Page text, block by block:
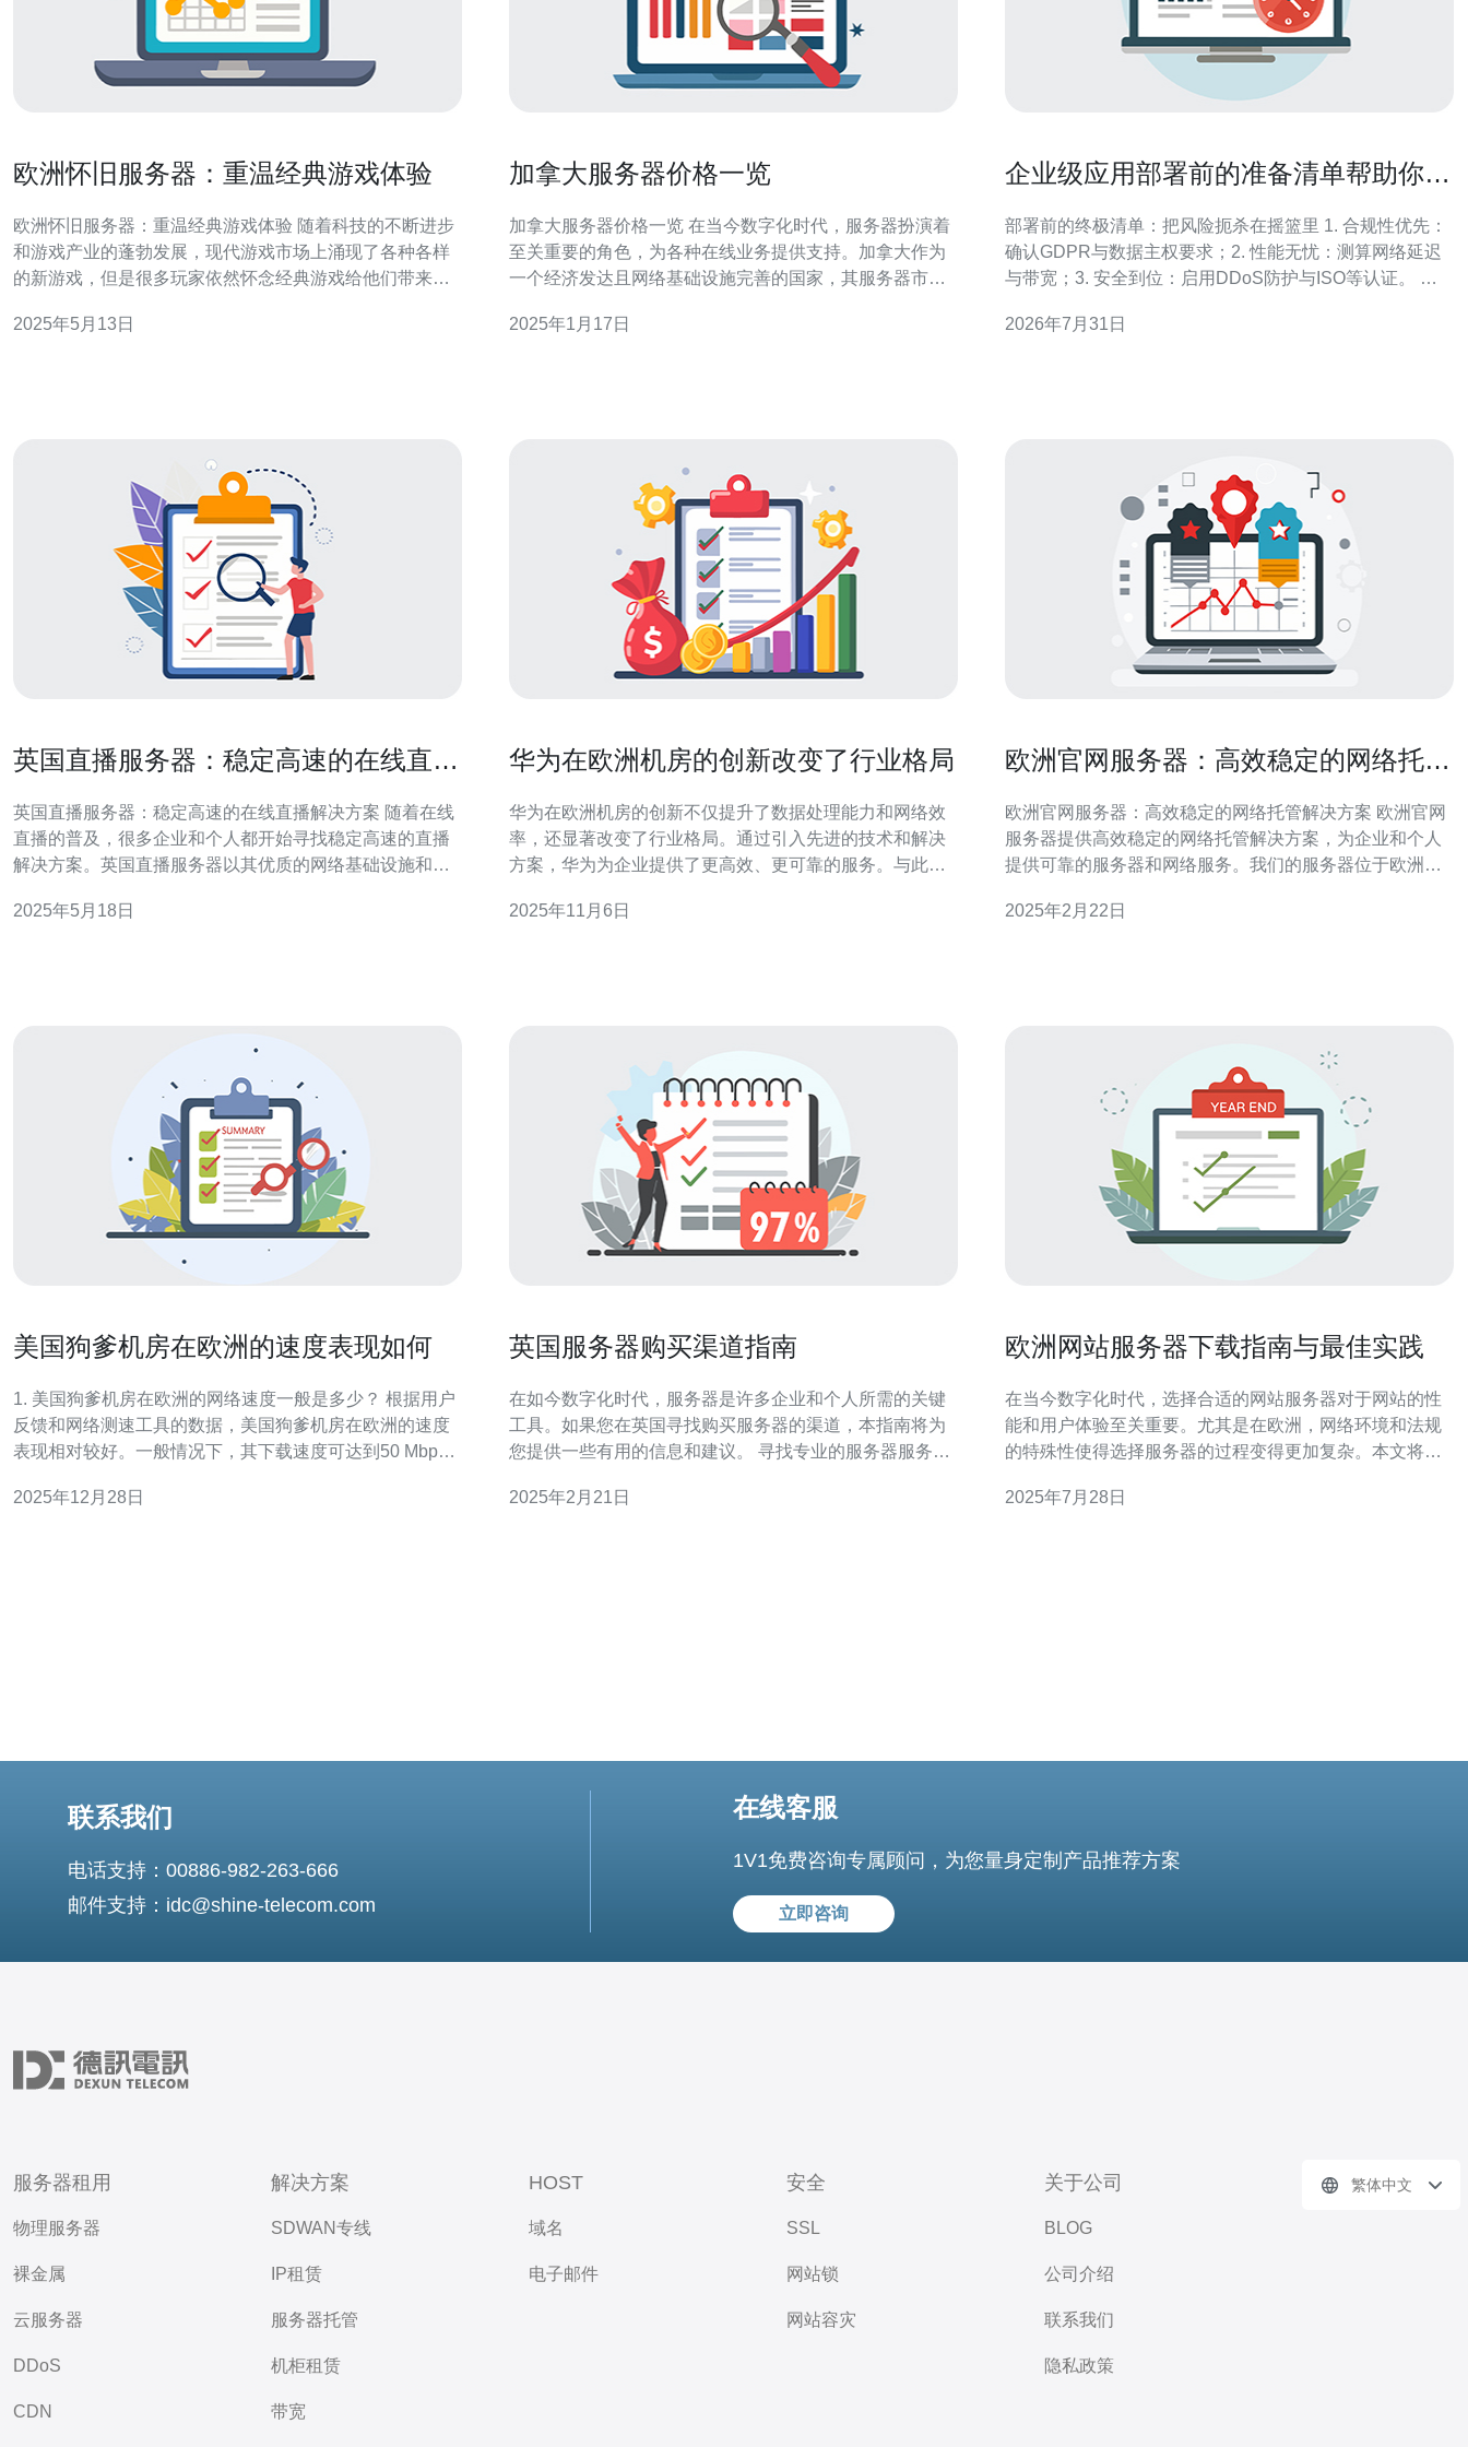
欧洲怀旧服务器：重温经典游戏体验
欧洲怀旧服务器：重温经典游戏体验 随着科技的不断进步
和游戏产业的蓬勃发展，现代游戏市场上涌现了各种各样
的新游戏，但是很多玩家依然怀念经典游戏给他们带来的
运而生，让玩家们有机会重温那些经典游戏的体验。 欧洲
2025年5月13日
加拿大服务器价格一览
加拿大服务器价格一览 在当今数字化时代，服务器扮演着
至关重要的角色，为各种在线业务提供支持。加拿大作为
一个经济发达且网络基础设施完善的国家，其服务器市场
助您了解加拿大服务器市场的现状。 多伦多 多伦多是加拿
2025年1月17日
企业级应用部署前的准备清单帮助你顺
部署前的终极清单：把风险扼杀在摇篮里 1. 合规性优先：
确认GDPR与数据主权要求；2. 性能无忧：测算网络延迟
与带宽；3. 安全到位：启用DDoS防护与ISO等认证。 在
自实际项目经验，直击企业级部署最致命的坑，帮助你在
2026年7月31日
英国直播服务器：稳定高速的在线直播
英国直播服务器：稳定高速的在线直播解决方案 随着在线
直播的普及，很多企业和个人都开始寻找稳定高速的直播
解决方案。英国直播服务器以其优质的网络基础设施和专
以下几大优势： 稳定性高：英国具有发达的网络基础设
2025年5月18日
华为在欧洲机房的创新改变了行业格局
华为在欧洲机房的创新不仅提升了数据处理能力和网络效
率，还显著改变了行业格局。通过引入先进的技术和解决
方案，华为为企业提供了更高效、更可靠的服务。与此同
和网络服务，增强自身竞争力。 华为的技术创新 华为在<
2025年11月6日
欧洲官网服务器：高效稳定的网络托管
欧洲官网服务器：高效稳定的网络托管解决方案 欧洲官网
服务器提供高效稳定的网络托管解决方案，为企业和个人
提供可靠的服务器和网络服务。我们的服务器位于欧洲，
站和应用程序始终保持高效运行。 欧洲官网服务器提供稳
2025年2月22日
美国狗爹机房在欧洲的速度表现如何
1. 美国狗爹机房在欧洲的网络速度一般是多少？ 根据用户
反馈和网络测速工具的数据，美国狗爹机房在欧洲的速度
表现相对较好。一般情况下，其下载速度可达到50 Mbps
一速度对于日常的网络使用，如网页浏览、视频播放和在
2025年12月28日
英国服务器购买渠道指南
在如今数字化时代，服务器是许多企业和个人所需的关键
工具。如果您在英国寻找购买服务器的渠道，本指南将为
您提供一些有用的信息和建议。 寻找专业的服务器服务提
和技术知识，可以根据您的需求提供定制的解决方案。 1.1
2025年2月21日
欧洲网站服务器下载指南与最佳实践
在当今数字化时代，选择合适的网站服务器对于网站的性
能和用户体验至关重要。尤其是在欧洲，网络环境和法规
的特殊性使得选择服务器的过程变得更加复杂。本文将为
1. 确定需求 在选择服务器之前，首先要明确您的需求。这
2025年7月28日
联系我们
电话支持：00886-982-263-666
邮件支持：idc@shine-telecom.com
在线客服
1V1免费咨询专属顾问，为您量身定制产品推荐方案
立即咨询
服务器租用
物理服务器
裸金属
云服务器
DDoS
CDN
解决方案
SDWAN专线
IP租赁
服务器托管
机柜租赁
带宽
HOST
域名
电子邮件
安全
SSL
网站锁
网站容灾
关于公司
BLOG
公司介绍
联系我们
隐私政策
繁体中文